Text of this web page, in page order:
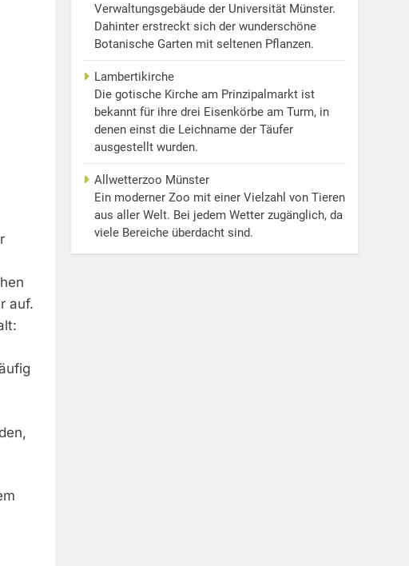
auf.
Verwaltungsgebäude der Universität Münster.
Dahinter erstreckt sich der wunderschöne
Botanische Garten mit seltenen Pflanzen.
Lambertikirche
Die gotische Kirche am Prinzipalmarkt ist
bekannt für ihre drei Eisenkörbe am Turm, in
denen einst die Leichname der Täufer
ausgestellt wurden.
Allwetterzoo Münster
Ein moderner Zoo mit einer Vielzahl von Tieren
aus aller Welt. Bei jedem Wetter zugänglich, da
viele Bereiche überdacht sind.